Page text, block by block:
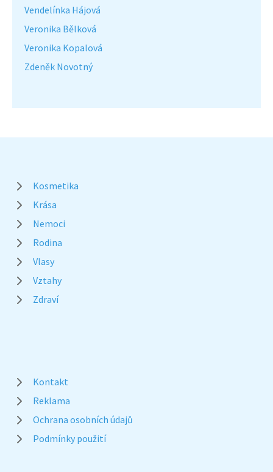
Vendelínka Hájová
Veronika Bělková
Veronika Kopalová
Zdeněk Novotný
Kosmetika
Krása
Nemoci
Rodina
Vlasy
Vztahy
Zdraví
Kontakt
Reklama
Ochrana osobních údajů
Podmínky použití